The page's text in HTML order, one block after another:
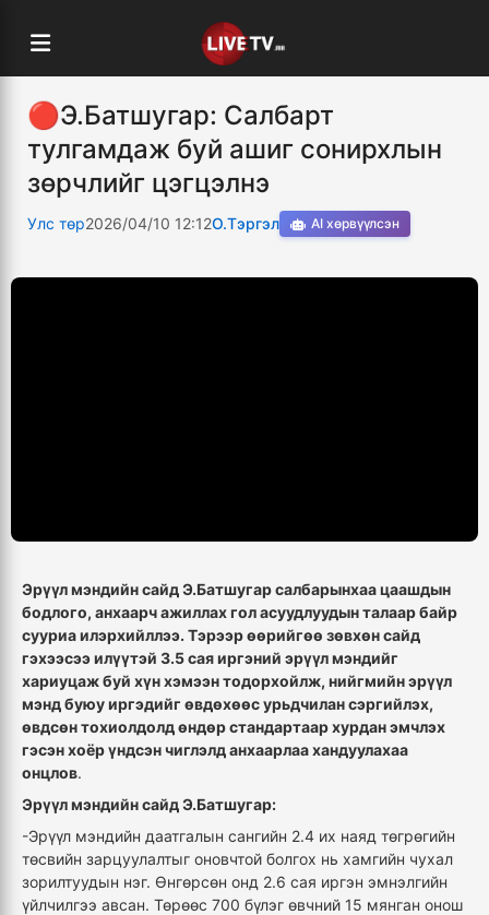
🔴Э.Батшугар: Салбарт
тулгамдаж буй ашиг сонирхлын
зөрчлийг цэгцэлнэ
Улс төр2026/04/10 12:12О.Тэргэл AI хөрвүүлсэн
Эрүүл мэндийн сайд Э.Батшугар салбарынхаа цаашдын
бодлого, анхаарч ажиллах гол асуудлуудын талаар байр
сууриа илэрхийллээ. Тэрээр өөрийгөө зөвхөн сайд
гэхээсээ илүүтэй 3.5 сая иргэний эрүүл мэндийг
хариуцаж буй хүн хэмээн тодорхойлж, нийгмийн эрүүл
мэнд буюу иргэдийг өвдөхөөс урьдчилан сэргийлэх,
өвдсөн тохиолдолд өндөр стандартаар хурдан эмчлэх
гэсэн хоёр үндсэн чиглэлд анхаарлаа хандуулахаа
онцлов.
Эрүүл мэндийн сайд Э.Батшугар:
-Эрүүл мэндийн даатгалын сангийн 2.4 их наяд төгрөгийн
төсвийн зарцуулалтыг оновчтой болгох нь хамгийн чухал
зорилтуудын нэг. Өнгөрсөн онд 2.6 сая иргэн эмнэлгийн
үйлчилгээ авсан. Төрөөс 700 бүлэг өвчний 15 мянган онош